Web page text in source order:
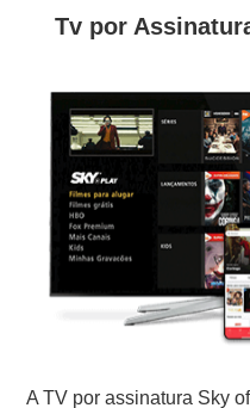
Tv por
A TV por assinatura Sky